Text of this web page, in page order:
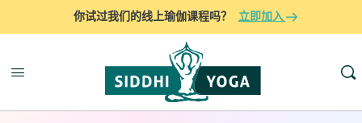
你试过我们的线上瑜伽课程吗？ 立即加入